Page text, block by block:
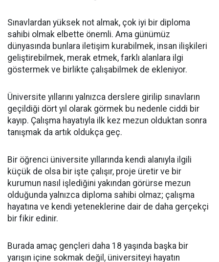
Sınavlardan yüksek not almak, çok iyi bir diploma
sahibi olmak elbette önemli. Ama günümüz
dünyasında bunlara iletişim kurabilmek, insan ilişkileri
geliştirebilmek, merak etmek, farklı alanlara ilgi
göstermek ve birlikte çalışabilmek de ekleniyor.
Üniversite yıllarını yalnızca derslere girilip sınavların
geçildiği dört yıl olarak görmek bu nedenle ciddi bir
kayıp. Çalışma hayatıyla ilk kez mezun olduktan sonra
tanışmak da artık oldukça geç.
Bir öğrenci üniversite yıllarında kendi alanıyla ilgili
küçük de olsa bir işte çalışır, proje üretir ve bir
kurumun nasıl işlediğini yakından görürse mezun
olduğunda yalnızca diploma sahibi olmaz; çalışma
hayatına ve kendi yeteneklerine dair de daha gerçekçi
bir fikir edinir.
Burada amaç gençleri daha 18 yaşında başka bir
yarışın içine sokmak değil, üniversiteyi hayatın